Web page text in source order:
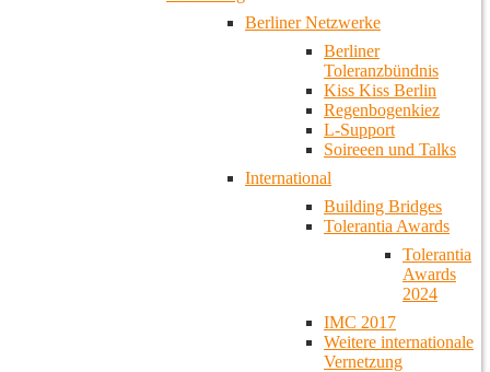
Berliner Netzwerke
Berliner
Toleranzbündnis
Kiss Kiss Berlin
Regenbogenkiez
L-Support
Soireeen und Talks
International
Building Bridges
Tolerantia Awards
Tolerantia
Awards
2024
IMC 2017
Weitere internationale
Vernetzung